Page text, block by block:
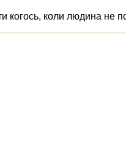
когось, коли людина не